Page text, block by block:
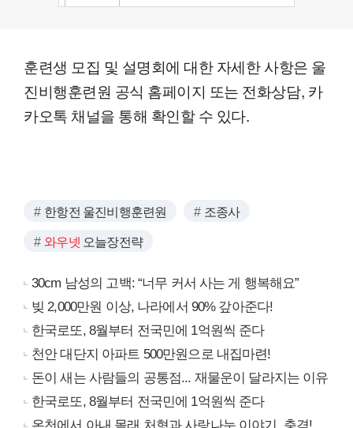
훈련생 모집 및 설명회에 대한 자세한 사항은 울
진비행훈련원 공식 홈페이지 또는 전화상담, 카
카오톡 채널을 통해 확인할 수 있다.
한항전 울진비행훈련원 조종사
와우넷 오늘장전략
30cm 남성의 고백: “너무 커서 사는 게 행복해요”
빚 2,000만원 이상, 나라에서 90% 갚아준다!
한국로또, 8월부터 전국민에 1억원씩 준다
천안 대단지 아파트 500만원으로 내집마련!
돈이 새는 사람들의 공통점... 재물운이 달라지는 이유
한국로또, 8월부터 전국민에 1억원씩 준다